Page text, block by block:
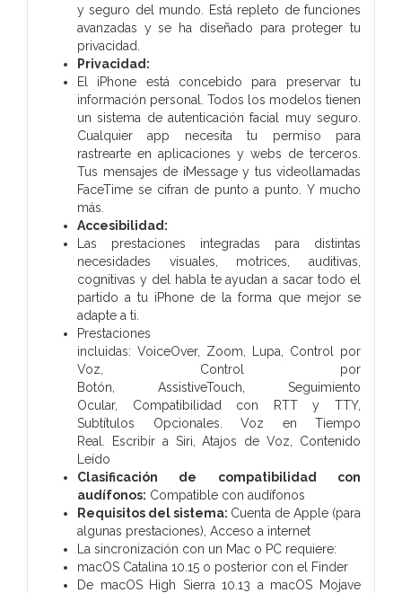
y seguro del mundo. Está repleto de funciones
avanzadas y se ha diseñado para proteger tu
privacidad.
Privacidad:
El iPhone está concebido para preservar tu
información personal. Todos los modelos tienen
un sistema de autenticación facial muy seguro.
Cualquier app necesita tu permiso para
rastrearte en aplicaciones y webs de terceros.
Tus mensajes de iMessage y tus videollamadas
FaceTime se cifran de punto a punto. Y mucho
más.
Accesibilidad:
Las prestaciones integradas para distintas
necesidades visuales, motrices, auditivas,
cognitivas y del habla te ayudan a sacar todo el
partido a tu iPhone de la forma que mejor se
adapte a ti.
Prestaciones
incluidas: VoiceOver, Zoom, Lupa, Control por
Voz, Control por
Botón, AssistiveTouch, Seguimiento
Ocular, Compati­bilidad con RTT y TTY,
Subtítulos Opcionales. Voz en Tiempo
Real.
Escribir a Siri,Atajos de Voz, Contenido
Leído
Clasificación de compati­bilidad con
audífonos: Compatible con audífonos
Requisitos del sistema: Cuenta de Apple (para
algunas prestaciones), Acceso a internet
La sincronización con un Mac o PC requiere:
macOS Catalina 10.15 o posterior con el Finder
De macOS High Sierra 10.13 a macOS Mojave